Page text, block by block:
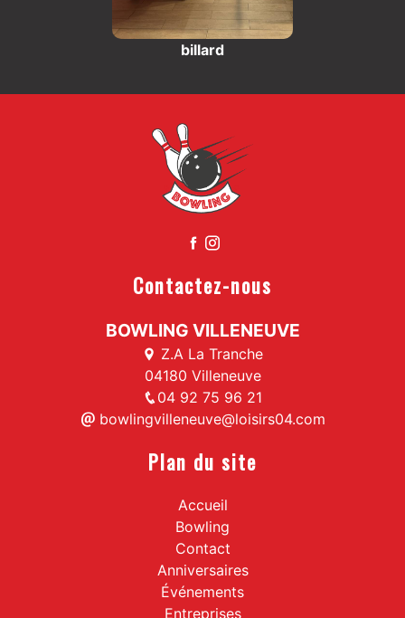
billard
Contactez-nous
BOWLING VILLENEUVE
Z.A La Tranche
04180 Villeneuve
04 92 75 96 21
bowlingvilleneuve@loisirs04.com
Plan du site
Accueil
Bowling
Contact
Anniversaires
Événements
Entreprises